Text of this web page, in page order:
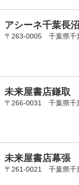
アシーネ千葉長
〒263-0005 千葉県千
未来屋書店鎌取
〒266-0031 千葉県千
未来屋書店幕張
〒261-0021 千葉県千